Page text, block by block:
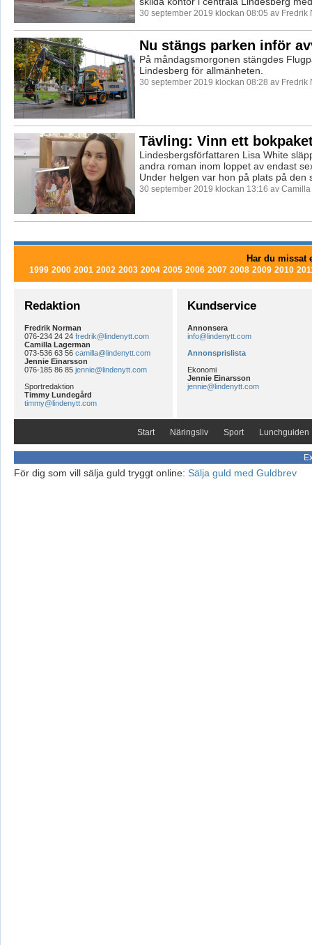
30 september 2019 klockan 08:05 av Fredrik
Nu stängs parken inför
På måndagsmorgonen stängdes
Lindesberg för allmänheten.
30 september 2019 klockan 08:28 av Fredrik
Tävling: Vinn ett
Lindesbergsförfattaren Lisa White
andra roman inom loppet av endast
Under helgen var hon på plats på den
30 september 2019 klockan 13:16 av
Har du missat
1999 2000 2001 2002 2003 2004 2005 2006 2007 2008 2009 2010
Redaktion
Fredrik Norman
076-234 24 24 fredrik@lindenytt.com
Camilla Lagerman
073-536 63 56 camilla@lindenytt.com
Jennie Einarsson
076-185 86 85 jennie@lindenytt.com
Sportredaktion
Timmy Lundegård
timmy@lindenytt.com
Kundservice
Annonsera
info@lindenytt.com
Annonsprislista
Ekonomi
Jennie Einarsson
jennie@lindenytt.com
Start Näringsliv Sport Lunchguiden
För dig som vill sälja guld tryggt online: Sälja guld med Guldbrev